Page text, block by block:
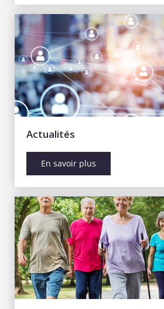
Actualités
En savoir plus